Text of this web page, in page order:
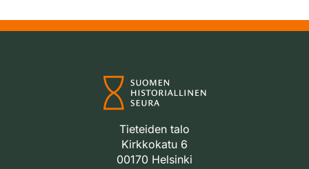
Tieteiden talo
Kirkkokatu 6
00170 Helsinki